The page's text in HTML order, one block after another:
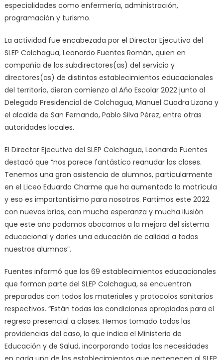
especialidades como enfermería, administración,
programación y turismo.
La actividad fue encabezada por el Director Ejecutivo del
SLEP Colchagua, Leonardo Fuentes Román, quien en
compañía de los subdirectores(as) del servicio y
directores(as) de distintos establecimientos educacionales
del territorio, dieron comienzo al Año Escolar 2022 junto al
Delegado Presidencial de Colchagua, Manuel Cuadra Lizana y
el alcalde de San Fernando, Pablo Silva Pérez, entre otras
autoridades locales.
El Director Ejecutivo del SLEP Colchagua, Leonardo Fuentes
destacó que “nos parece fantástico reanudar las clases.
Tenemos una gran asistencia de alumnos, particularmente
en el Liceo Eduardo Charme que ha aumentado la matrícula
y eso es importantísimo para nosotros. Partimos este 2022
con nuevos bríos, con mucha esperanza y mucha ilusión
que este año podamos abocarnos a la mejora del sistema
educacional y darles una educación de calidad a todos
nuestros alumnos”.
Fuentes informó que los 69 establecimientos educacionales
que forman parte del SLEP Colchagua, se encuentran
preparados con todos los materiales y protocolos sanitarios
respectivos. “Están todas las condiciones apropiadas para el
regreso presencial a clases. Hemos tomado todas las
providencias del caso, lo que indica el Ministerio de
Educación y de Salud, incorporando todas las necesidades